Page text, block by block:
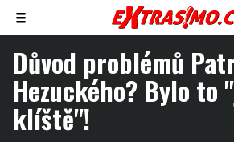
Zobrazit/skrýt
menu
Důvod problémů
Hezuckého? Bylo to
klíště"!